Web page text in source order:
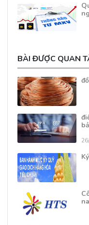
BÀI ĐƯỢC QUAN